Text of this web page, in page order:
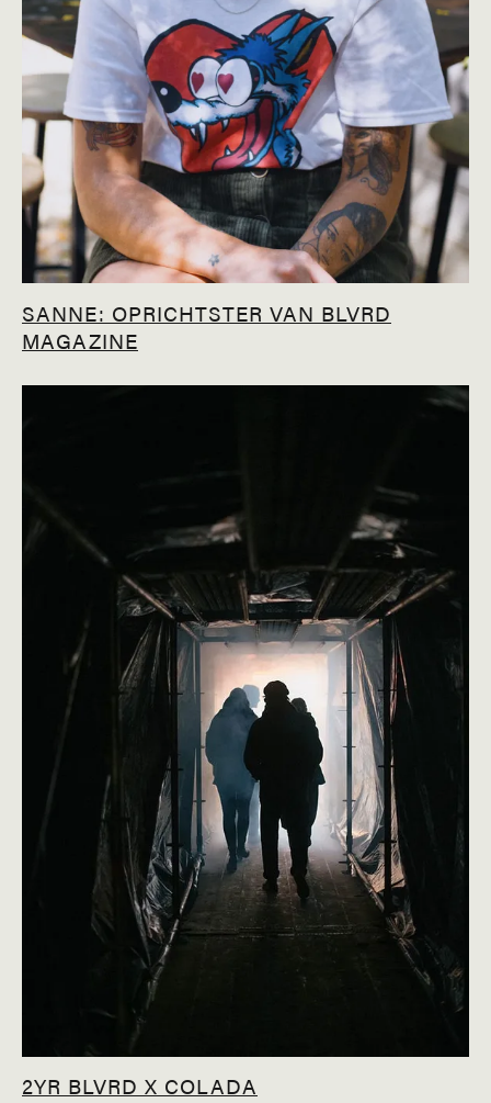
SANNE: OPRICHTSTER VAN BLVRD
MAGAZINE
2YR BLVRD X COLADA